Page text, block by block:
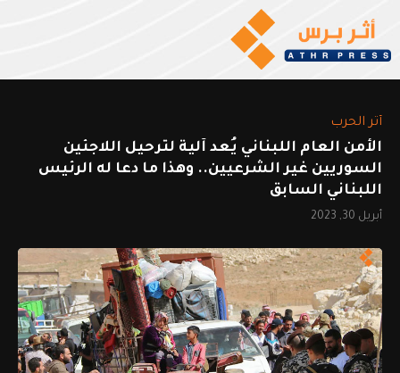
أثر الحرب
الأمن العام اللبناني يُعد آلية لترحيل اللاجئين
السوريين غير الشرعيين.. وهذا ما دعا له الرئيس
اللبناني السابق
أبريل 30, 2023